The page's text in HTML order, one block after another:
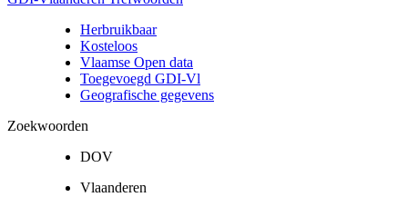
Herbruikbaar
Kosteloos
Vlaamse Open data
Toegevoegd GDI-Vl
Geografische gegevens
Zoekwoorden
DOV
Vlaanderen